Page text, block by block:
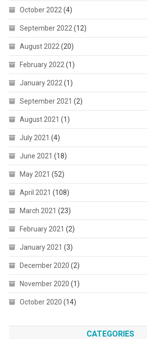
October 2022 (4)
September 2022 (12)
August 2022 (20)
February 2022 (1)
January 2022 (1)
September 2021 (2)
August 2021 (1)
July 2021 (4)
June 2021 (18)
May 2021 (52)
April 2021 (108)
March 2021 (23)
February 2021 (2)
January 2021 (3)
December 2020 (2)
November 2020 (1)
October 2020 (14)
CATEGORIES